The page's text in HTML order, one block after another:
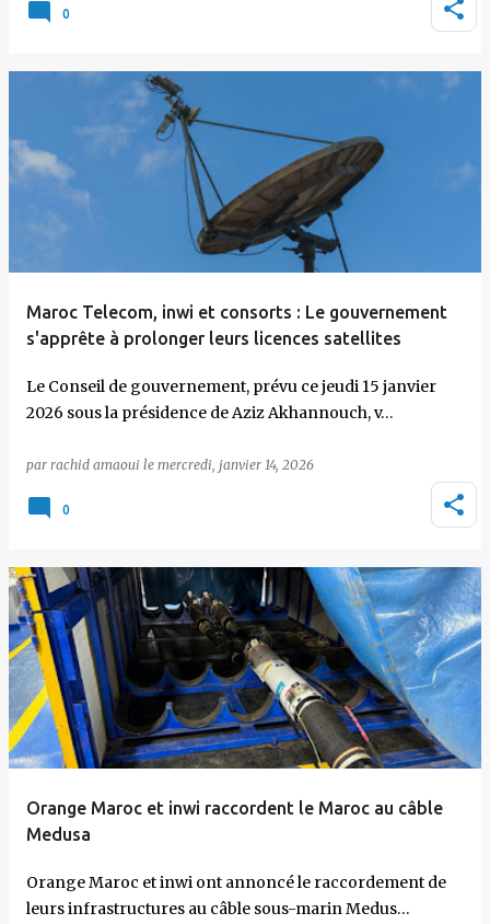
0
Maroc Telecom, inwi et consorts : Le gouvernement
s'apprête à prolonger leurs licences satellites
Le Conseil de gouvernement, prévu ce jeudi 15 janvier
2026 sous la présidence de Aziz Akhannouch, v…
par rachid amaoui le mercredi, janvier 14, 2026
0
Orange Maroc et inwi raccordent le Maroc au câble
Medusa
Orange Maroc et inwi ont annoncé le raccordement de
leurs infrastructures au câble sous-marin Medus…